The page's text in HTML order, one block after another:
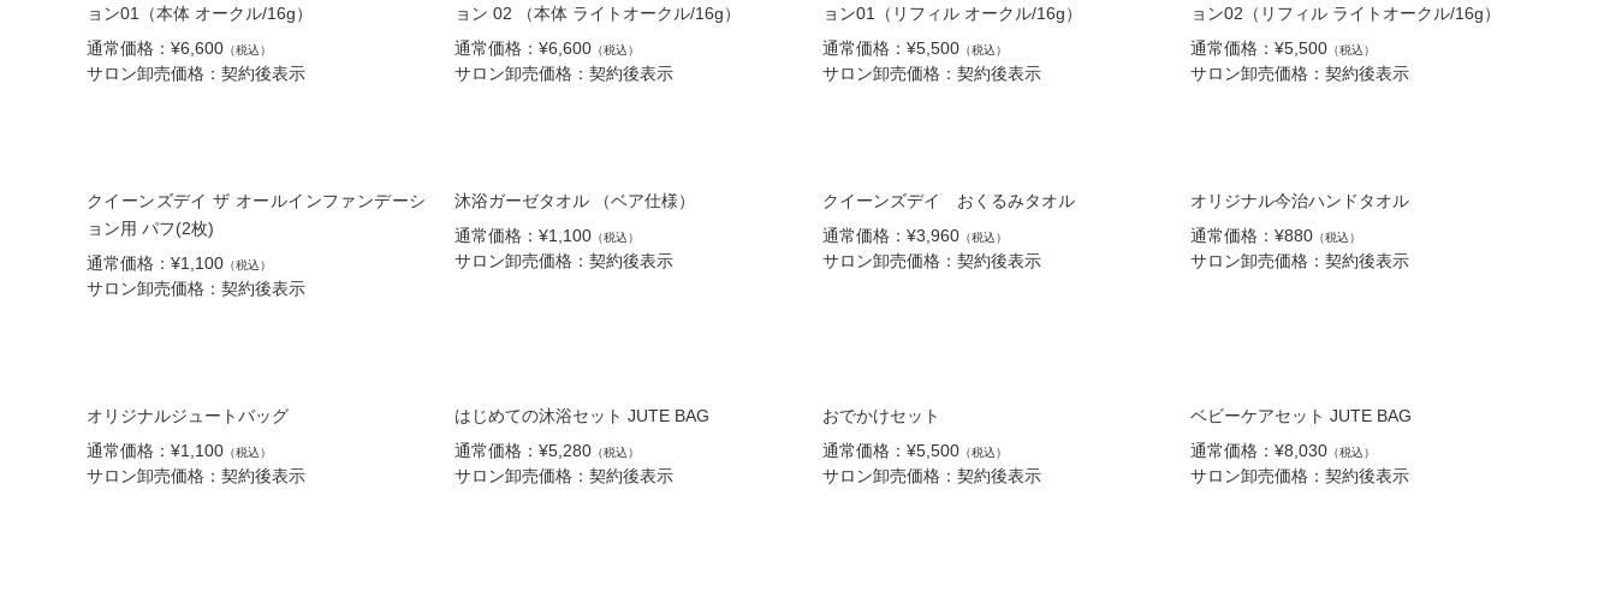
ョン01（本体 オークル/16g）
通常価格：¥6,600 （税込）
サロン卸売価格：契約後表示
ョン 02 （本体 ライトオークル/16g）
通常価格：¥6,600 （税込）
サロン卸売価格：契約後表示
ョン01（リフィル オークル/16g）
通常価格：¥5,500 （税込）
サロン卸売価格：契約後表示
ョン02（リフィル ライトオークル/16g）
通常価格：¥5,500 （税込）
サロン卸売価格：契約後表示
クイーンズデイ ザ オールインファンデーシ
ョン用 パフ(2枚)
通常価格：¥1,100 （税込）
サロン卸売価格：契約後表示
沐浴ガーゼタオル （ベア仕様）
通常価格：¥1,100 （税込）
サロン卸売価格：契約後表示
クイーンズデイ おくるみタオル
通常価格：¥3,960 （税込）
サロン卸売価格：契約後表示
オリジナル今治ハンドタオル
通常価格：¥880 （税込）
サロン卸売価格：契約後表示
オリジナルジュートバッグ
通常価格：¥1,100 （税込）
サロン卸売価格：契約後表示
はじめての沐浴セット JUTE BAG
通常価格：¥5,280 （税込）
サロン卸売価格：契約後表示
おでかけセット
通常価格：¥5,500 （税込）
サロン卸売価格：契約後表示
ベビーケアセット JUTE BAG
通常価格：¥8,030 （税込）
サロン卸売価格：契約後表示